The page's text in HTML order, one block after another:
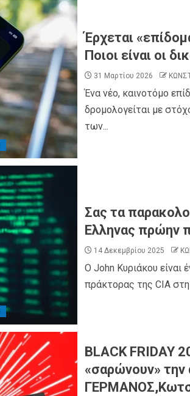
Έρχεται
Ποιοι είναι οι
31 Μαρτίου 2026
Ένα νέο, καινοτόμο
δρομολογείται με
των...
Σας τα
Ελληνας πρώην
14 Δεκεμβρίου 2025
O John Κυριάκου
πράκτορας της CIA
BLACK FRIDAY
«σαρώνουν» την